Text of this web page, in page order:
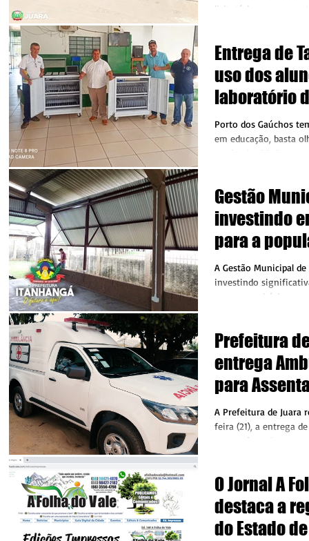
licitatórios para a
Entrega de
uso dos
laboratório
Gustavo
Porto dos Gaúchos
em educação, basta
creche da cidade
Gestão
investindo
para a
Itanhangá
A Gestão Municipal
investindo
para o município, um
Prefeitura
entrega
para
Vale do
A Prefeitura de Juara
feira (21), a entrega
que será usada para
O Jornal A
destaca a
do Estado